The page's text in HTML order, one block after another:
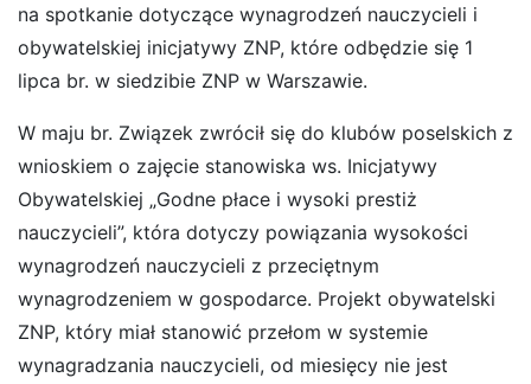
na spotkanie dotyczące wynagrodzeń nauczycieli i
obywatelskiej inicjatywy ZNP, które odbędzie się 1
lipca br. w siedzibie ZNP w Warszawie.
W maju br. Związek zwrócił się do klubów poselskich z
wnioskiem o zajęcie stanowiska ws. Inicjatywy
Obywatelskiej „Godne płace i wysoki prestiż
nauczycieli”, która dotyczy powiązania wysokości
wynagrodzeń nauczycieli z przeciętnym
wynagrodzeniem w gospodarce. Projekt obywatelski
ZNP, który miał stanowić przełom w systemie
wynagradzania nauczycieli, od miesięcy nie jest